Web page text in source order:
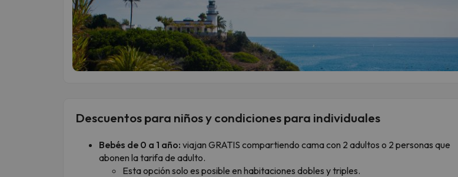
Descuentos para niños y condiciones para individuales
Bebés de 0 a 1 año: viajan GRATIS compartiendo cama con 2 adultos o 2 personas que
abonen la tarifa de adulto.
Esta opción solo es posible en habitaciones dobles y triples.